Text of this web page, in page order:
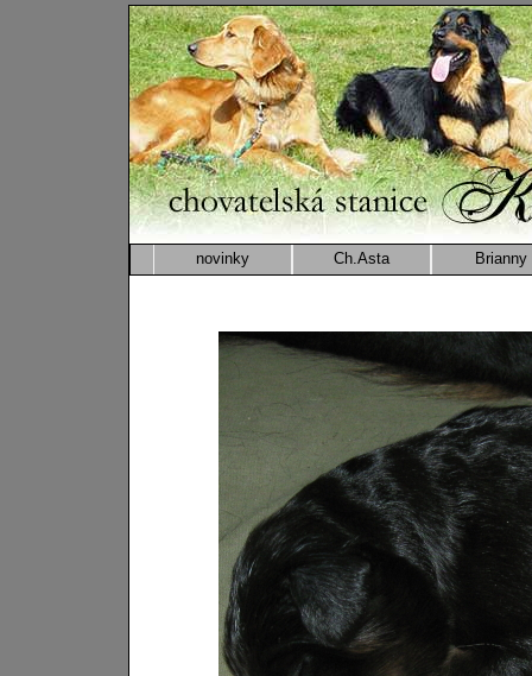
novinky Ch.Asta Brianny